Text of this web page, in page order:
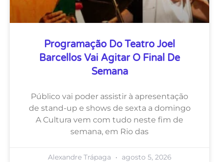
Programação Do Teatro Joel
Barcellos Vai Agitar O Final De
Semana
Público vai poder assistir à apresentação
de stand-up e shows de sexta a domingo
A Cultura vem com tudo neste fim de
semana, em Rio das
Alexandre Trápaga agosto 5, 2026